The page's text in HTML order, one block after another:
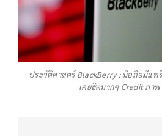
ประวัติศาสตร์ BlackBerry : มือถือมีแ
เคยฮิตมากๆ Credit ภาพ